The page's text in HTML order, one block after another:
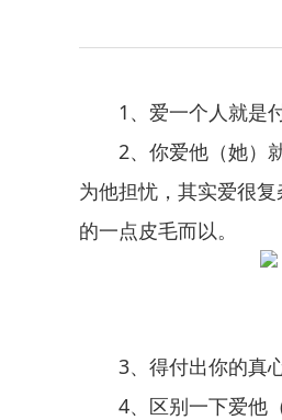
1、爱一个人就是
2、你爱他（她）
为他担忧，其实爱很
的一点皮毛而以。
3、得付出你的真
4、区别一下爱他